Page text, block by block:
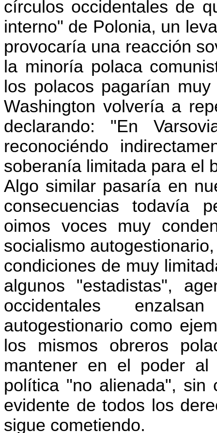
círculos occidentales de
interno" de Polonia, un
provocaría una reacción
la minoría polaca
los polacos pagarían
Washington volvería a
declarando: "En
reconociéndo
soberanía limitada para el
Algo similar pasaría en
consecuencias todavía
oimos voces muy
socialismo
condiciones de muy
algunos "estadistas",
occidentales
autogestionario como
los mismos obreros
mantener en el poder
política "no alienada", sin
evidente de todos los
sigue cometiendo.